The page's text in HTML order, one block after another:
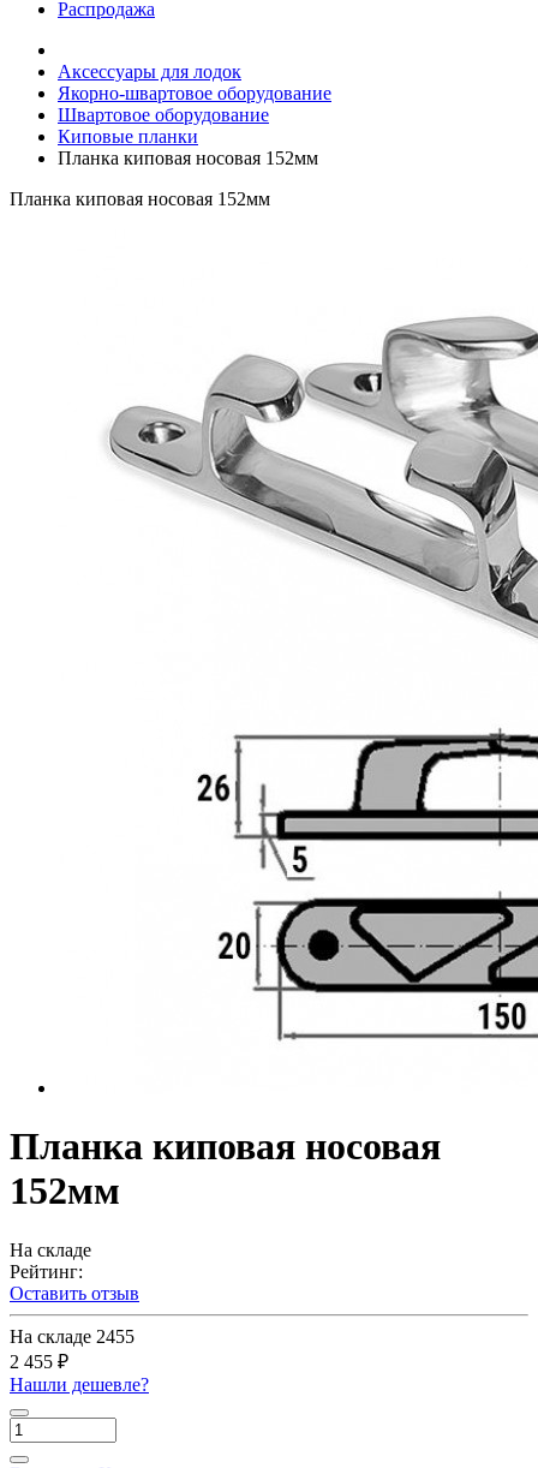
Распродажа
Аксессуары для лодок
Якорно-швартовое оборудование
Швартовое оборудование
Киповые планки
Планка киповая носовая 152мм
Планка киповая носовая 152мм
Планка киповая носовая
152мм
На складе
Рейтинг:
Оставить отзыв
На складе 2455
2 455 ₽
Нашли дешевле?